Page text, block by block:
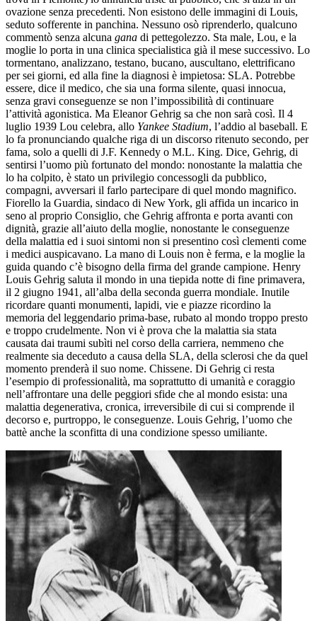
ovazione senza precedenti. Non esistono delle immagini di Louis,
seduto sofferente in panchina. Nessuno osò riprenderlo, qualcuno
commentò senza alcuna gana di pettegolezzo. Sta male, Lou, e la
moglie lo porta in una clinica specialistica già il mese successivo. Lo
tormentano, analizzano, testano, bucano, auscultano, elettrificano
per sei giorni, ed alla fine la diagnosi è impietosa: SLA. Potrebbe
essere, dice il medico, che sia una forma silente, quasi innocua,
senza gravi conseguenze se non l’impossibilità di continuare
l’attività agonistica. Ma Eleanor Gehrig sa che non sarà così. Il 4
luglio 1939 Lou celebra, allo Yankee Stadium, l’addio al baseball. E
lo fa pronunciando qualche riga di un discorso ritenuto secondo, per
fama, solo a quelli di J.F. Kennedy o M.L. King. Dice, Gehrig, di
sentirsi l’uomo più fortunato del mondo: nonostante la malattia che
lo ha colpito, è stato un privilegio concessogli da pubblico,
compagni, avversari il farlo partecipare di quel mondo magnifico.
Fiorello la Guardia, sindaco di New York, gli affida un incarico in
seno al proprio Consiglio, che Gehrig affronta e porta avanti con
dignità, grazie all’aiuto della moglie, nonostante le conseguenze
della malattia ed i suoi sintomi non si presentino così clementi come
i medici auspicavano. La mano di Louis non è ferma, e la moglie la
guida quando c’è bisogno della firma del grande campione. Henry
Louis Gehrig saluta il mondo in una tiepida notte di fine primavera,
il 2 giugno 1941, all’alba della seconda guerra mondiale. Inutile
ricordare quanti monumenti, lapidi, vie e piazze ricordino la
memoria del leggendario prima-base, rubato al mondo troppo presto
e troppo crudelmente. Non vi è prova che la malattia sia stata
causata dai traumi subìti nel corso della carriera, nemmeno che
realmente sia deceduto a causa della SLA, della sclerosi che da quel
momento prenderà il suo nome. Chissene. Di Gehrig ci resta
l’esempio di professionalità, ma soprattutto di umanità e coraggio
nell’affrontare una delle peggiori sfide che al mondo esista: una
malattia degenerativa, cronica, irreversibile di cui si comprende il
decorso e, purtroppo, le conseguenze. Louis Gehrig, l’uomo che
battè anche la sconfitta di una condizione spesso umiliante.